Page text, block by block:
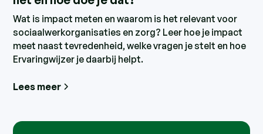
Wat is impact meten en waarom is het relevant voor
sociaalwerkorganisaties en zorg? Leer hoe je impact
meet naast tevredenheid, welke vragen je stelt en hoe
Ervaringwijzer je daarbij helpt.
Lees meer